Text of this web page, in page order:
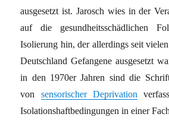
ausgesetzt ist. Jarosch wies in der
auf die gesundheitsschädlichen
Isolierung hin, der allerdings seit
Deutschland Gefangene ausgesetzt
in den 1970er Jahren sind die
von sensorischer Deprivation
Isolationshaftbedingungen in einer